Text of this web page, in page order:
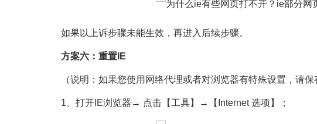
如果以上诉步骤未能生效，再进入后续步骤。
方案六：重置IE
（说明：如果您使用网络代理或者对浏览器有特殊设置，请保
1、打开IE浏览器→ 点击【工具】→【Internet 选项】；